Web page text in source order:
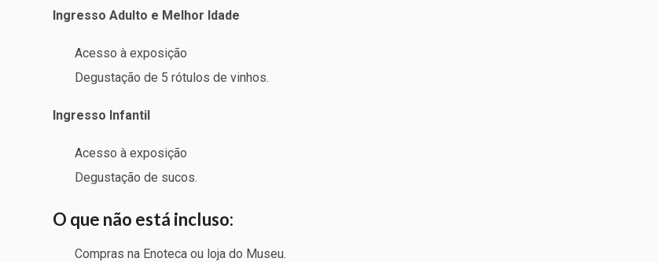
Ingresso Adulto e Melhor Idade
Acesso à exposição
Degustação de 5 rótulos de vinhos.
Ingresso Infantil
Acesso à exposição
Degustação de sucos.
O que não está incluso:
Compras na Enoteca ou loja do Museu.